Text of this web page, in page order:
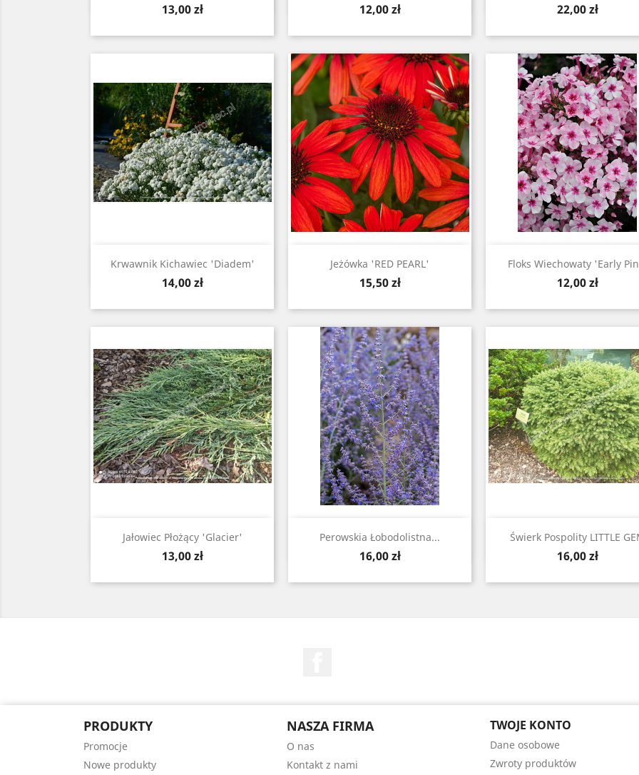
Cena
13,00 zł Cena
12,00 zł Cena
22,00 zł
Krwawnik Kichawiec 'Diadem'
Cena
14,00 zł
Szybki podgląd Jeżówka 'RED PEARL'
Cena
15,50 zł
Szybki podgląd Floks Wiechowaty 'Early
Cena
12,00 zł
Szybki podgląd
Jałowiec Płożący 'Glacier'
Cena
13,00 zł
Szybki podgląd Perowskia Łobodolistna...
Cena
16,00 zł
Szybki podgląd Świerk Pospolity LITTLE
Cena
16,00 zł
 Szybki podgląd
PRODUKTY
Promocje
Nowe produkty
NASZA FIRMA
O nas
Kontakt z nami
TWOJE KONTO
Dane osobowe
Zwroty produktów